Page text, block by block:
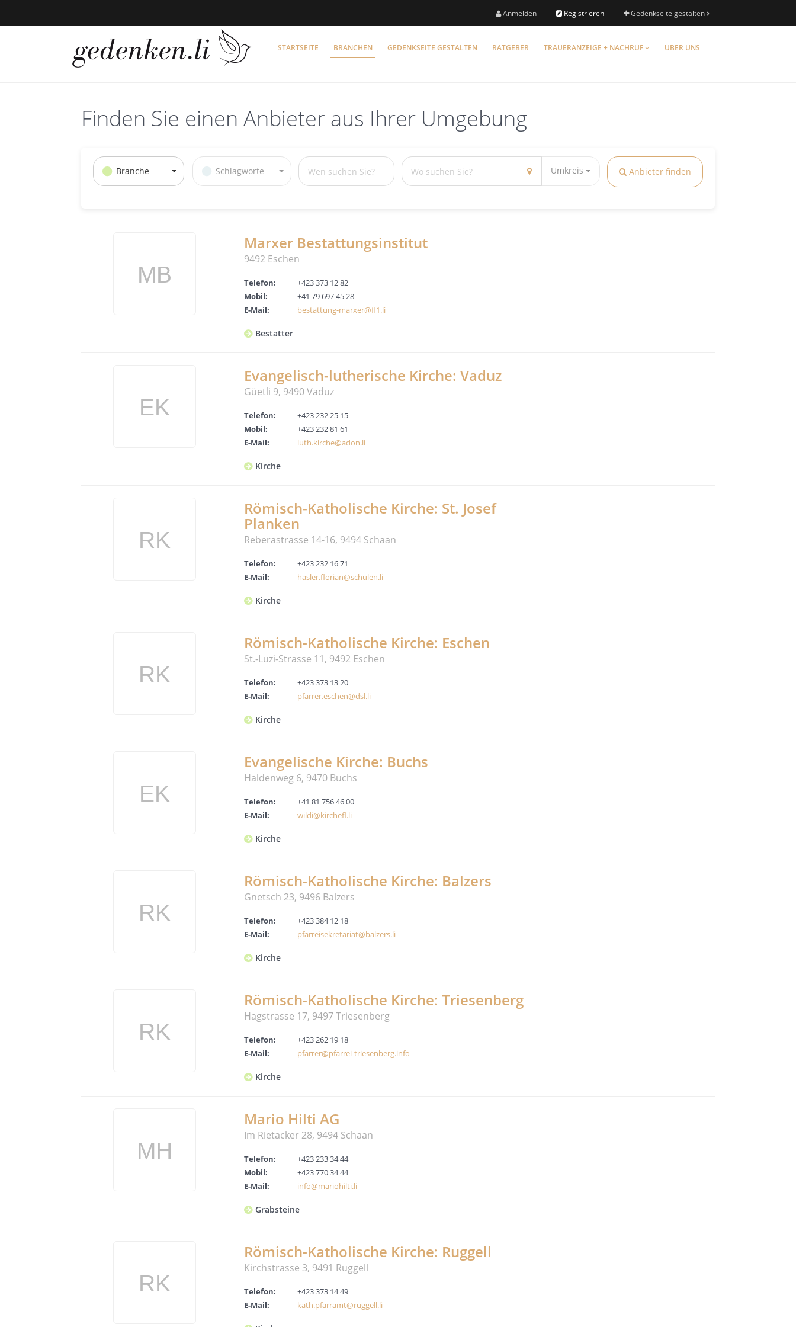
Anmelden Registrieren Gedenkseite gestalten
STARTSEITE BRANCHEN GEDENKSEITE GESTALTEN RATGEBER TRAUERANZEIGE + NACHRUF ÜBER UNS
Finden Sie einen Anbieter aus Ihrer Umgebung
Branche Schlagworte Umkreis Anbieter finden
Marxer Bestattungsinstitut
9492 Eschen
Telefon:
+423 373 12 82
Mobil:
+41 79 697 45 28
E-Mail:
bestattung-marxer@fl1.li
Bestatter
Evangelisch-lutherische Kirche: Vaduz
Güetli 9, 9490 Vaduz
Telefon:
+423 232 25 15
Mobil:
+423 232 81 61
E-Mail:
luth.kirche@adon.li
Kirche
Römisch-Katholische Kirche: St. Josef
Planken
Reberastrasse 14-16, 9494 Schaan
Telefon:
+423 232 16 71
E-Mail:
hasler.florian@schulen.li
Kirche
Römisch-Katholische Kirche: Eschen
St.-Luzi-Strasse 11, 9492 Eschen
Telefon:
+423 373 13 20
E-Mail:
pfarrer.eschen@dsl.li
Kirche
Evangelische Kirche: Buchs
Haldenweg 6, 9470 Buchs
Telefon:
+41 81 756 46 00
E-Mail:
wildi@kirchefl.li
Kirche
Römisch-Katholische Kirche: Balzers
Gnetsch 23, 9496 Balzers
Telefon:
+423 384 12 18
E-Mail:
pfarreisekretariat@balzers.li
Kirche
Römisch-Katholische Kirche: Triesenberg
Hagstrasse 17, 9497 Triesenberg
Telefon:
+423 262 19 18
E-Mail:
pfarrer@pfarrei-triesenberg.info
Kirche
Mario Hilti AG
Im Rietacker 28, 9494 Schaan
Telefon:
+423 233 34 44
Mobil:
+423 770 34 44
E-Mail:
info@mariohilti.li
Grabsteine
Römisch-Katholische Kirche: Ruggell
Kirchstrasse 3, 9491 Ruggell
Telefon:
+423 373 14 49
E-Mail:
kath.pfarramt@ruggell.li